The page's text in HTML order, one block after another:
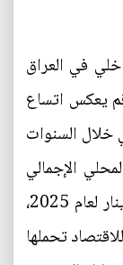
في العراق
وهو رقم يعكس اتساع
خلال السنوات
الإجمالي
للعراق، الذي يبلغ بحدود 325 تريليون دينار لعام 2025،
تحملها